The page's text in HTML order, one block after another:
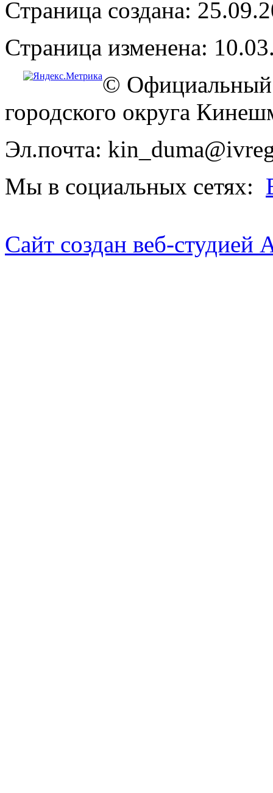
Страница создана:
Страница изменена:
© Официальный
городского округа
Эл.почта:
Мы в социальных сетях:
Сайт создан веб-студией